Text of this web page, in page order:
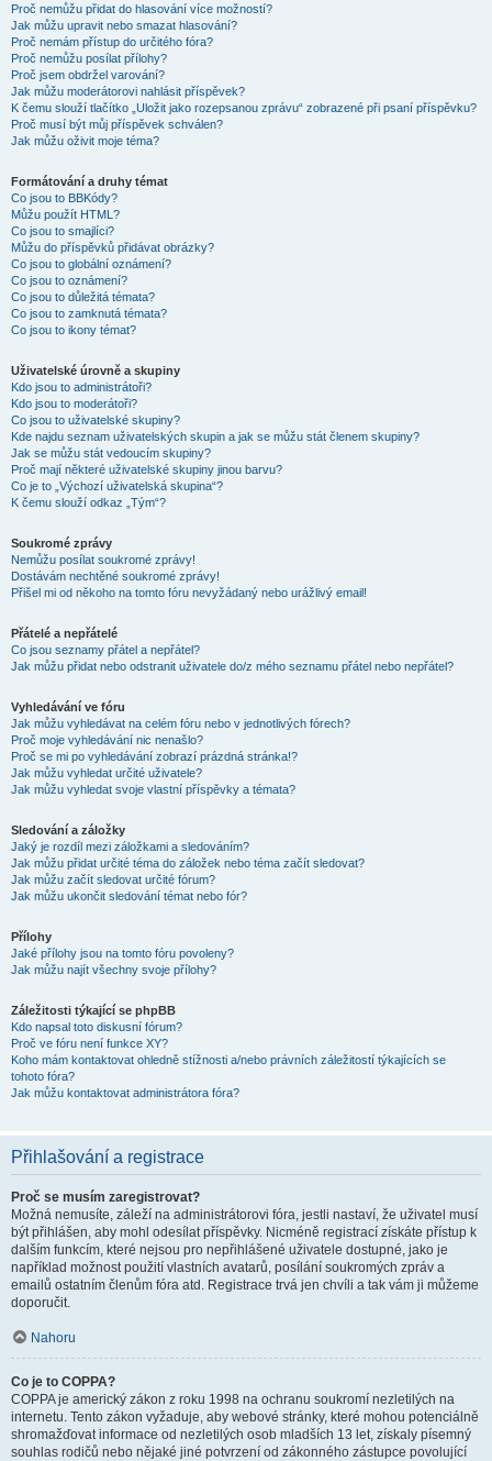
Proč nemůžu přidat do hlasování více možností?
Jak můžu upravit nebo smazat hlasování?
Proč nemám přístup do určitého fóra?
Proč nemůžu posílat přílohy?
Proč jsem obdržel varování?
Jak můžu moderátorovi nahlásit příspěvek?
K čemu slouží tlačítko „Uložit jako rozepsanou zprávu“ zobrazené při psaní příspěvku?
Proč musí být můj příspěvek schválen?
Jak můžu oživit moje téma?
Formátování a druhy témat
Co jsou to BBKódy?
Můžu použít HTML?
Co jsou to smajlíci?
Můžu do příspěvků přidávat obrázky?
Co jsou to globální oznámení?
Co jsou to oznámení?
Co jsou to důležitá témata?
Co jsou to zamknutá témata?
Co jsou to ikony témat?
Uživatelské úrovně a skupiny
Kdo jsou to administrátoři?
Kdo jsou to moderátoři?
Co jsou to uživatelské skupiny?
Kde najdu seznam uživatelských skupin a jak se můžu stát členem skupiny?
Jak se můžu stát vedoucím skupiny?
Proč mají některé uživatelské skupiny jinou barvu?
Co je to „Výchozí uživatelská skupina“?
K čemu slouží odkaz „Tým“?
Soukromé zprávy
Nemůžu posílat soukromé zprávy!
Dostávám nechtěné soukromé zprávy!
Přišel mi od někoho na tomto fóru nevyžádaný nebo urážlivý email!
Přátelé a nepřátelé
Co jsou seznamy přátel a nepřátel?
Jak můžu přidat nebo odstranit uživatele do/z mého seznamu přátel nebo nepřátel?
Vyhledávání ve fóru
Jak můžu vyhledávat na celém fóru nebo v jednotlivých fórech?
Proč moje vyhledávání nic nenašlo?
Proč se mi po vyhledávání zobrazí prázdná stránka!?
Jak můžu vyhledat určité uživatele?
Jak můžu vyhledat svoje vlastní příspěvky a témata?
Sledování a záložky
Jaký je rozdíl mezi záložkami a sledováním?
Jak můžu přidat určité téma do záložek nebo téma začít sledovat?
Jak můžu začít sledovat určité fórum?
Jak můžu ukončit sledování témat nebo fór?
Přílohy
Jaké přílohy jsou na tomto fóru povoleny?
Jak můžu najít všechny svoje přílohy?
Záležitosti týkající se phpBB
Kdo napsal toto diskusní fórum?
Proč ve fóru není funkce XY?
Koho mám kontaktovat ohledně stížnosti a/nebo právních záležitostí týkajících se
tohoto fóra?
Jak můžu kontaktovat administrátora fóra?
Přihlašování a registrace
Proč se musím zaregistrovat?
Možná nemusíte, záleží na administrátorovi fóra, jestli nastaví, že uživatel musí
být přihlášen, aby mohl odesílat příspěvky. Nicméně registrací získáte přístup k
dalším funkcím, které nejsou pro nepřihlášené uživatele dostupné, jako je
například možnost použití vlastních avatarů, posílání soukromých zpráv a
emailů ostatním členům fóra atd. Registrace trvá jen chvíli a tak vám ji můžeme
doporučit.
Nahoru
Co je to COPPA?
COPPA je americký zákon z roku 1998 na ochranu soukromí nezletilých na
internetu. Tento zákon vyžaduje, aby webové stránky, které mohou potenciálně
shromažďovat informace od nezletilých osob mladších 13 let, získaly písemný
souhlas rodičů nebo nějaké jiné potvrzení od zákonného zástupce povolující